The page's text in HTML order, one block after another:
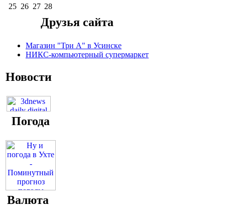
25 26 27 28
Друзья сайта
Магазин "Три А" в Усинске
НИКС-компьютерный супермаркет
Новости
Погода
Валюта